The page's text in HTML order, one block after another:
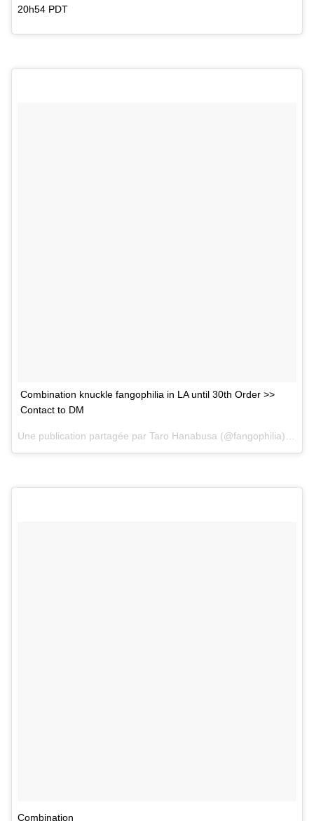
20h54 PDT
Combination knuckle fangophilia in LA until 30th Order >>
Contact to DM
Combination